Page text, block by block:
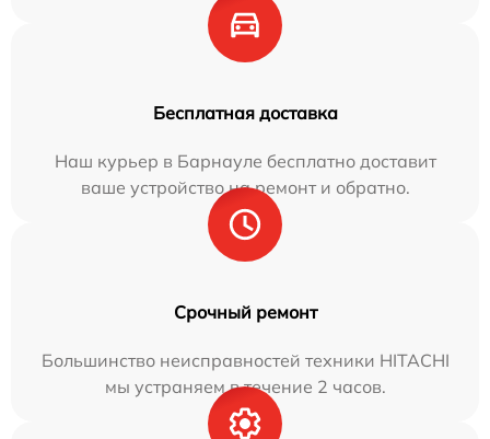
Бесплатная доставка
Наш курьер в Барнауле бесплатно доставит
ваше устройство на ремонт и обратно.
Срочный ремонт
Большинство неисправностей техники HITACHI
мы устраняем в течение 2 часов.